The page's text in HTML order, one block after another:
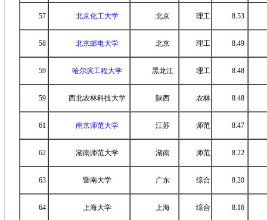
57 北京化工大学 北京 理工 8.53
58 北京邮电大学 北京 理工 8.49
59 哈尔滨工程大学 黑龙江 理工 8.48
59 西北农林科技大学 陕西 农林 8.48
61 南京师范大学 江苏 师范 8.47
62 湖南师范大学 湖南 师范 8.22
63 暨南大学 广东 综合 8.20
64 上海大学 上海 综合 8.16